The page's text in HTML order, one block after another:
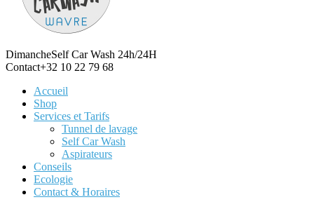
DimancheSelf Car Wash 24h/24H
Contact+32 10 22 79 68
Accueil
Shop
Services et Tarifs
Tunnel de lavage
Self Car Wash
Aspirateurs
Conseils
Ecologie
Contact & Horaires